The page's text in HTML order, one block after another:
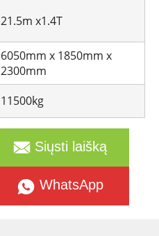
21.5m x1.4T
6050mm x 1850mm x
2300mm
11500kg
Siųsti laišką
WhatsApp